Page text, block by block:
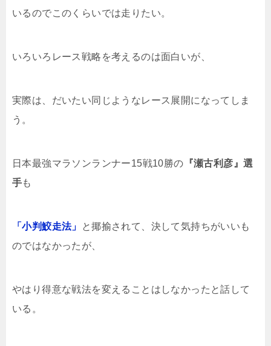
いるのでこのくらいでは走りたい。
いろいろレース戦略を考えるのは面白いが、
実際は、だいたい同じようなレース展開になってしま
う。
日本最強マラソンランナー15戦10勝の 『瀬古利彦』選
手も
「小判鮫走法」
と揶揄されて、決して気持ちがいいも
のではなかったが、
やはり得意な戦法を変えることはしなかったと話して
いる。